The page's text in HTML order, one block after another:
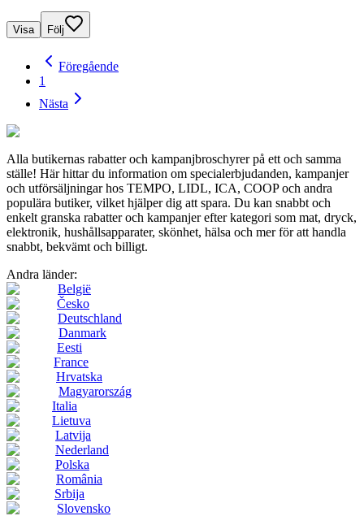
Visa Följ
Föregående
1
Nästa
Alla butikernas rabatter och kampanjbroschyrer på ett och samma
ställe! Här hittar du information om specialerbjudanden, kampanjer
och utförsäljningar hos TEMPO, LIDL, ICA, COOP och andra
populära butiker, vilket hjälper dig att spara. Du kan snabbt och
enkelt granska rabatter och kampanjer efter kategori som mat, dryck,
elektronik, hushållsapparater, skönhet, hälsa och mer för att handla
snabbt, bekvämt och billigt.
Andra länder:
België
Česko
Deutschland
Danmark
Eesti
France
Hrvatska
Magyarország
Italia
Lietuva
Latvija
Nederland
Polska
România
Srbija
Slovensko